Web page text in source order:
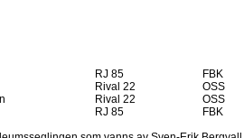
RJ 85
FBK
Rival 22
OSS
Rival 22
OSS
RJ 85
FBK